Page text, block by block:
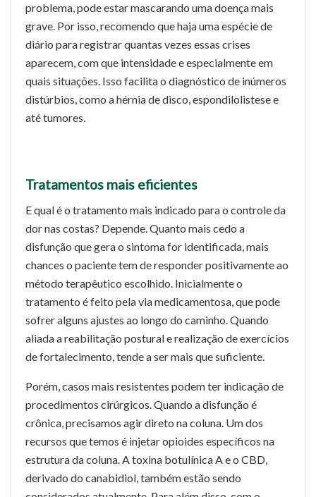
problema, pode estar mascarando uma doença mais
grave. Por isso, recomendo que haja uma espécie de
diário para registrar quantas vezes essas crises
aparecem, com que intensidade e especialmente em
quais situações. Isso facilita o diagnóstico de inúmeros
distúrbios, como a hérnia de disco, espondilolistese e
até tumores.
Tratamentos mais eficientes
E qual é o tratamento mais indicado para o controle da
dor nas costas? Depende. Quanto mais cedo a
disfunção que gera o sintoma for identificada, mais
chances o paciente tem de responder positivamente ao
método terapêutico escolhido. Inicialmente o
tratamento é feito pela via medicamentosa, que pode
sofrer alguns ajustes ao longo do caminho. Quando
aliada a reabilitação postural e realização de exercícios
de fortalecimento, tende a ser mais que suficiente.
Porém, casos mais resistentes podem ter indicação de
procedimentos cirúrgicos. Quando a disfunção é
crônica, precisamos agir direto na coluna. Um dos
recursos que temos é injetar opioides específicos na
estrutura da coluna. A toxina botulínica A e o CBD,
derivado do canabidiol, também estão sendo